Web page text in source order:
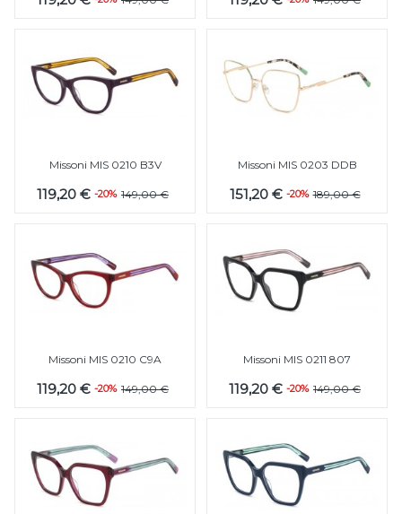
Missoni MIS 0210 B3V
119,20 € -20% 149,00 €
Missoni MIS 0203 DDB
151,20 € -20% 189,00 €
Missoni MIS 0210 C9A
119,20 € -20% 149,00 €
Missoni MIS 0211 807
119,20 € -20% 149,00 €